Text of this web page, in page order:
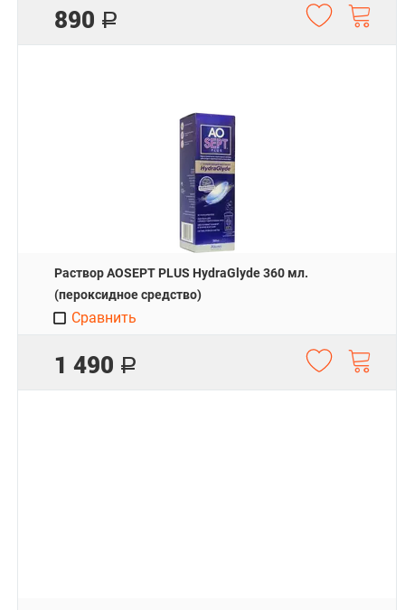
890 Р
Раствор AOSEPT PLUS HydraGlyde 360 мл.
(пероксидное средство)
1 490 Р
Сравнить